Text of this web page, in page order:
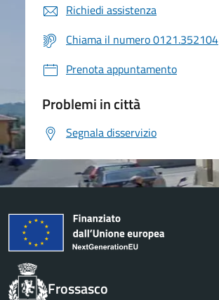
Richiedi assistenza
Chiama il numero 0121.352104
Prenota appuntamento
Problemi in città
Segnala disservizio
Frossasco